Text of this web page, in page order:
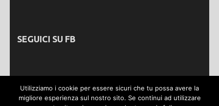
SEGUICI SU FB
Utilizziamo i cookie per essere sicuri che tu possa avere la
migliore esperienza sul nostro sito. Se continui ad utilizzare